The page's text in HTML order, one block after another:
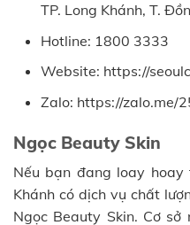
TP. Long Khánh, T.
Hotline: 1800 3333
Website: https://
Zalo: https://zalo.me/
Ngọc Beauty Skin
Nếu bạn đang loay
Khánh có dịch vụ chất
Ngọc Beauty Skin. Cơ